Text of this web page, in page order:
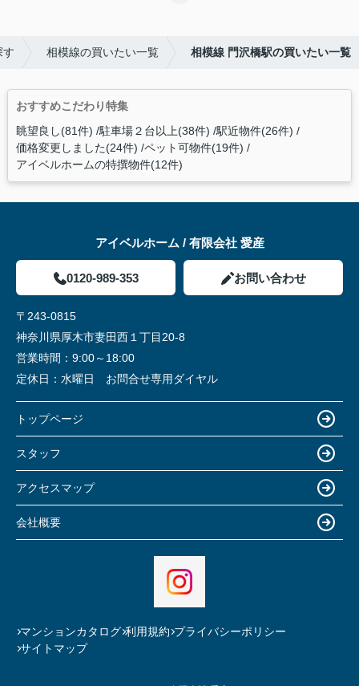
す 相模線の買いたい一覧 相模線 門沢橋駅の買いたい一覧
おすすめこだわり特集
眺望良し(81件) 駐車場２台以上(38件) 駅近物件(26件)
価格変更しました(24件) ペット可物件(19件)
アイベルホームの特撰物件(12件)
アイベルホーム / 有限会社 愛産
0120-989-353 お問い合わせ
〒243-0815
神奈川県厚木市妻田西１丁目20-8
営業時間： 9:00～18:00
定休日： 水曜日 お問合せ専用ダイヤル
トップページ
スタッフ
アクセスマップ
会社概要
マンションカタログ 利用規約 プライバシーポリシー
サイトマップ